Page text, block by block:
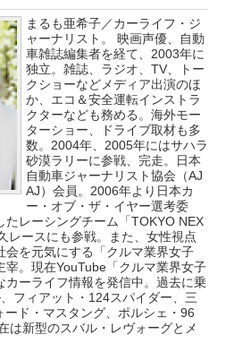
まるも亜希子／カーライフ・ジ
ャーナリスト。 映画声優、自動
車雑誌編集者を経て、2003年に
独立。雑誌、ラジオ、TV、トー
クショーなどメディア出演のほ
か、エコ＆安全運転インストラ
クターなども務める。海外モー
ターショー、ドライブ取材も多
数。2004年、2005年にはサハラ
砂漠ラリーに参戦、完走。日本
自動車ジャーナリスト協会（AJ
AJ）会員。2006年より日本カ
ー・オブ・ザ・イヤー選考委
たレーシングチーム「TOKYO NEX
レースにも参戦。また、女性視点
会を元気にする「クルマ業界女子
。現在YouTube「クルマ業界女子
カーライフ情報を発信中。過去に乗
フィアット・124スパイダー、三
ド・マスタング、ポルシェ・96
は新型のスバル・レヴォーグとメ